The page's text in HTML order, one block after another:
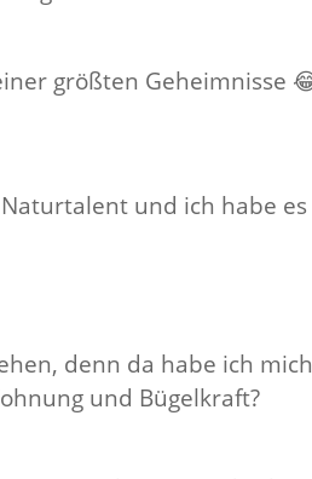
größten Geheimnisse
und ich habe
denn da habe ich
und Bügelkraft?